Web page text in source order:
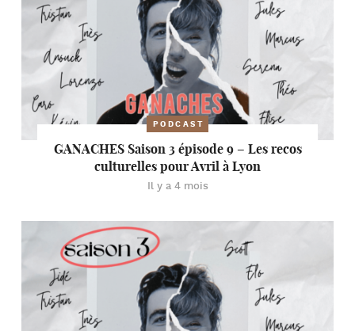
PODCAST
GANACHES Saison 3 épisode 9 – Les recos
culturelles pour Avril à Lyon
Il y a 4 mois